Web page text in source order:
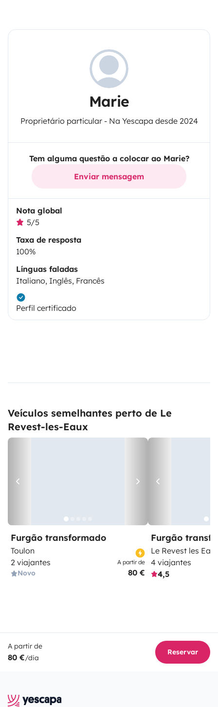
Marie
Proprietário particular - Na Yescapa desde 2024
Tem alguma questão a colocar ao Marie?
Enviar mensagem
Nota global
5/5
Taxa de resposta
100%
Línguas faladas
Italiano, Inglês, Francês
Perfil certificado
Veículos semelhantes perto de Le
Revest-les-Eaux
Furgão transformado
Toulon
2 viajantes
Novo
A partir de
80 €
Furgão
Le Revest les
4 viajantes
4,5
A partir de
80 €/dia
Reservar